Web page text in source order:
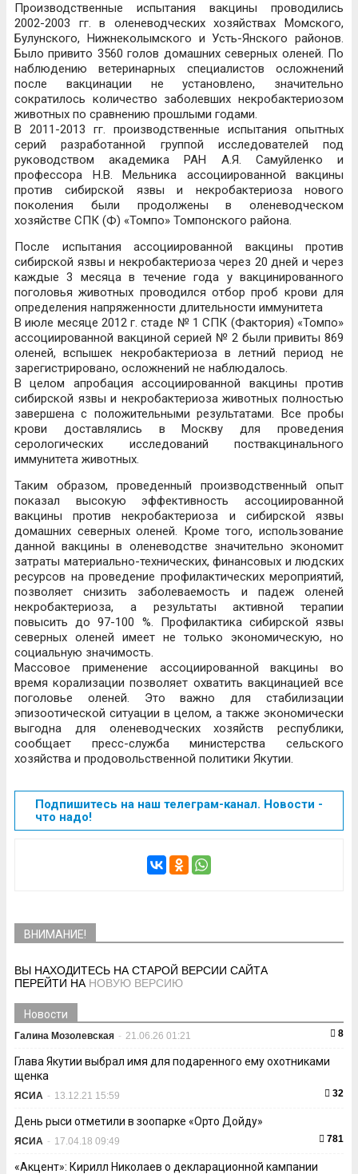
Производственные испытания вакцины проводились
2002-2003 гг. в оленеводческих хозяйствах Момского,
Булунского, Нижнеколымского и Усть-Янского районов.
Было привито 3560 голов домашних северных оленей. По
наблюдению ветеринарных специалистов осложнений
после вакцинации не установлено, значительно
сократилось количество заболевших некробактериозом
животных по сравнению прошлыми годами.
В 2011-2013 гг. производственные испытания опытных
серий разработанной группой исследователей под
руководством академика РАН А.Я. Самуйленко и
профессора Н.В. Мельника ассоциированной вакцины
против сибирской язвы и некробактериоза нового
поколения были продолжены в оленеводческом
хозяйстве СПК (Ф) «Томпо» Томпонского района.
После испытания ассоциированной вакцины против
сибирской язвы и некробактериоза через 20 дней и через
каждые 3 месяца в течение года у вакцинированного
поголовья животных проводился отбор проб крови для
определения напряженности длительности иммунитета
В июле месяце 2012 г. стаде № 1 СПК (Фактория) «Томпо»
ассоциированной вакциной серией № 2 были привиты 869
оленей, вспышек некробактериоза в летний период не
зарегистрировано, осложнений не наблюдалось.
В целом апробация ассоциированной вакцины против
сибирской язвы и некробактериоза животных полностью
завершена с положительными результатами. Все пробы
крови доставлялись в Москву для проведения
серологических исследований поствакцинального
иммунитета животных.
Таким образом, проведенный производственный опыт
показал высокую эффективность ассоциированной
вакцины против некробактериоза и сибирской язвы
домашних северных оленей. Кроме того, использование
данной вакцины в оленеводстве значительно экономит
затраты материально-технических, финансовых и людских
ресурсов на проведение профилактических мероприятий,
позволяет снизить заболеваемость и падеж оленей
некробактериоза, а результаты активной терапии
повысить до 97-100 %. Профилактика сибирской язвы
северных оленей имеет не только экономическую, но
социальную значимость.
Массовое применение ассоциированной вакцины во
время корализации позволяет охватить вакцинацией все
поголовье оленей. Это важно для стабилизации
эпизоотической ситуации в целом, а также экономически
выгодна для оленеводческих хозяйств республики,
сообщает пресс-служба министерства сельского
хозяйства и продовольственной политики Якутии.
Подпишитесь на наш телеграм-канал. Новости -
что надо!
ВНИМАНИЕ!
ВЫ НАХОДИТЕСЬ НА СТАРОЙ ВЕРСИИ САЙТА
ПЕРЕЙТИ НА НОВУЮ ВЕРСИЮ
Новости
Галина Мозолевская - 21.06.26 01:21 8
Глава Якутии выбрал имя для подаренного ему охотниками
щенка
ЯСИА - 13.12.21 15:59 32
День рыси отметили в зоопарке «Орто Дойду»
ЯСИА - 17.04.18 09:49 781
«Акцент»: Кирилл Николаев о декларационной кампании